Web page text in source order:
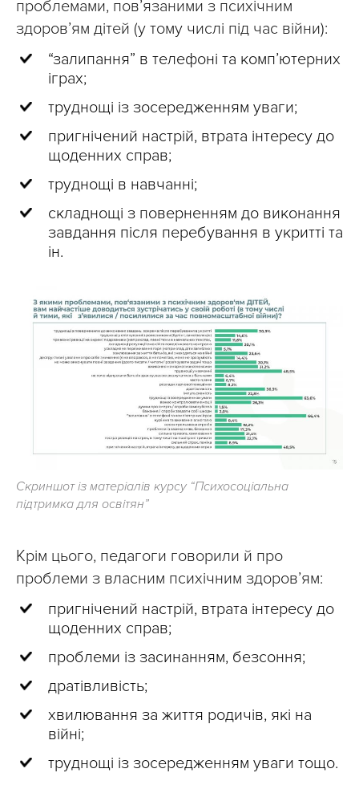
проблемами, пов’язаними з психічним
здоров’ям дітей (у тому числі під час війни):
“залипання” в телефоні та комп’ютерних
іграх;
труднощі із зосередженням уваги;
пригнічений настрій, втрата інтересу до
щоденних справ;
труднощі в навчанні;
складнощі з поверненням до виконання
завдання після перебування в укритті та
ін.
Скриншот із матеріалів курсу “Психосоціальна
підтримка для освітян”
Крім цього, педагоги говорили й про
проблеми з власним психічним здоров’ям:
пригнічений настрій, втрата інтересу до
щоденних справ;
проблеми із засинанням, безсоння;
дратівливість;
хвилювання за життя родичів, які на
війні;
труднощі із зосередженням уваги тощо.